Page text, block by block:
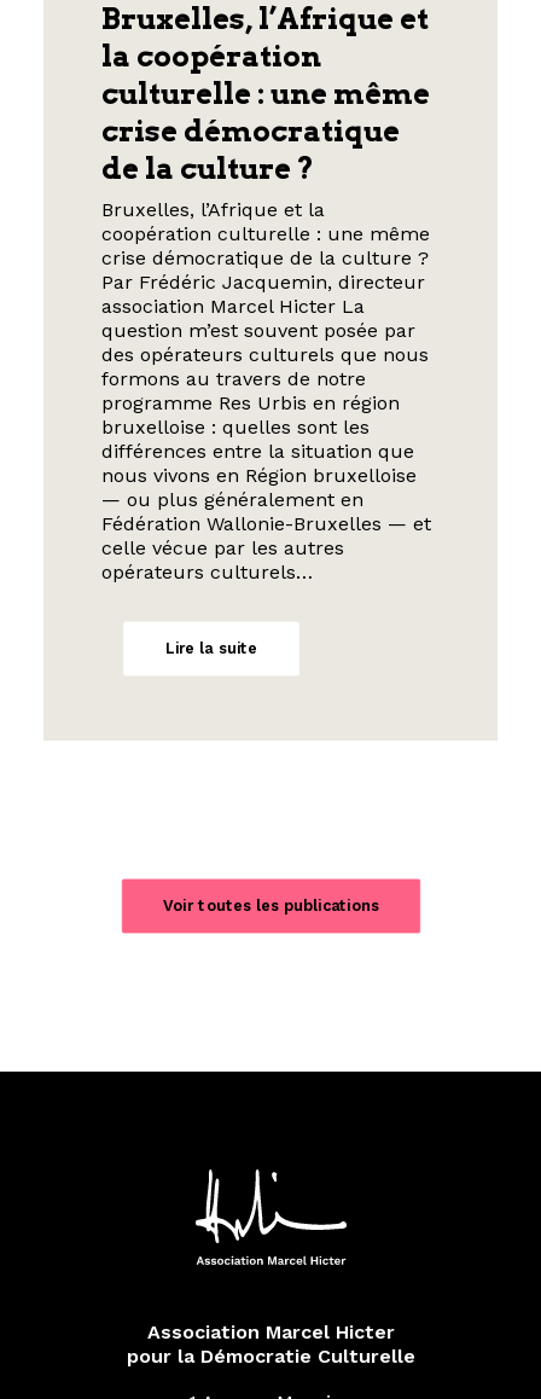
Bruxelles, l’Afrique et
la coopération
culturelle : une même
crise démocratique
de la culture ?
Bruxelles, l’Afrique et la
coopération culturelle : une même
crise démocratique de la culture ?
Par Frédéric Jacquemin, directeur
association Marcel Hicter La
question m’est souvent posée par
des opérateurs culturels que nous
formons au travers de notre
programme Res Urbis en région
bruxelloise : quelles sont les
différences entre la situation que
nous vivons en Région bruxelloise
— ou plus généralement en
Fédération Wallonie-Bruxelles — et
celle vécue par les autres
opérateurs culturels…
Lire la suite
Voir toutes les publications
Association Marcel Hicter
pour la Démocratie Culturelle